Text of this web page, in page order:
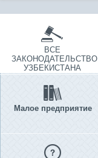
ВСЕ
ЗАКОНОДАТЕЛЬСТВО
УЗБЕКИСТАНА
Малое предприятие